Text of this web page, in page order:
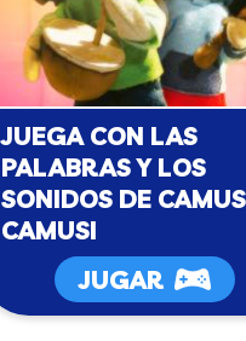
JUEGA CON LAS
PALABRAS Y LOS
SONIDOS DE
CAMUSI
JUGAR